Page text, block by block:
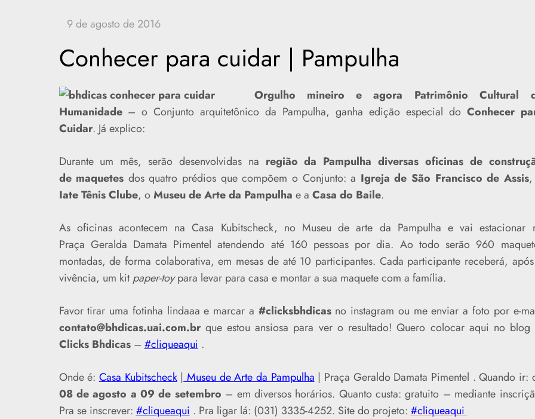
Conhecer para cuidar | Pampulha
Orgulho mineiro e agora Patrimônio Cultural
Humanidade– o Conjunto arquitetônico da Pampulha, ganha edição especial do Conhecer
Cuidar. Já explico:
Durante um mês, serão desenvolvidas na região da Pampulha diversas oficinas de
de maquetes dos quatro prédios que compõem o Conjunto: a Igreja de São Francisco de Assis
Iate Tênis Clube, oMuseu de Arte da Pampulha e a Casa do Baile.
As oficinas acontecem na Casa Kubitscheck, no Museu de arte da Pampulha e vai estacionar
Praça Geralda Damata Pimentel atendendo até 160 pessoas por dia. Ao todo serão 960
montadas, de forma colaborativa, em mesas de até 10 participantes. Cada participante receberá,
vivência, um kitpaper-toypara levar para casa e montar a sua maquete com a família.
Favor tirar uma fotinha lindaaa e marcar a #clicksbhdicasno instagram ou me enviar a foto por e-
contato@bhdicas.uai.com.brque estou ansiosa para ver o resultado! Quero colocar aqui no
Clicks Bhdicas– #cliqueaqui .
Onde é: Casa Kubitscheck| Museu de Arte da Pampulha | Praça Geraldo Damata Pimentel . Quando ir:
08 de agosto a 09 de setembro – em diversos horários. Quanto custa: gratuito – mediante
Pra se inscrever: #cliqueaqui . Pra ligar lá: (031) 3335-4252. Site do projeto: #cliqueaqui